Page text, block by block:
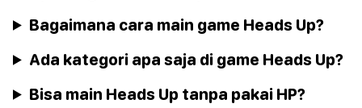
Bagaimana cara main game Heads Up?
Ada kategori apa saja di game Heads Up?
Bisa main Heads Up tanpa pakai HP?